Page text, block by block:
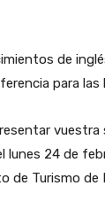
de
para las
lunes 24 de
Turismo de